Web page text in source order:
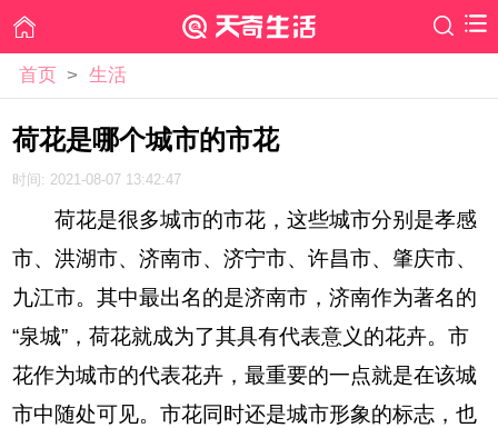
首页 > 生活
荷花是哪个城市的市花
时间: 2021-08-07 13:42:47
荷花是很多城市的市花，这些城市分别是孝感
市、洪湖市、济南市、济宁市、许昌市、肇庆市、
九江市。其中最出名的是济南市，济南作为著名的
“泉城”，荷花就成为了其具有代表意义的花卉。市
花作为城市的代表花卉，最重要的一点就是在该城
市中随处可见。市花同时还是城市形象的标志，也